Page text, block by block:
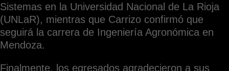
Sistemas en la Universidad Nacional de La Rioja
(UNLaR), mientras que Carrizo confirmó que
seguirá la carrera de Ingeniería Agronómica en
Mendoza.
Finalmente, los egresados agradecieron a sus